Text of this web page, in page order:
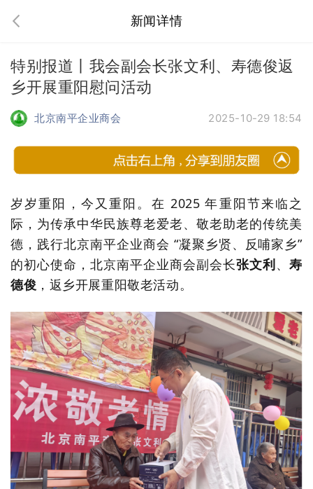
新闻详情
特别报道丨我会副会长张文利、寿德俊返
乡开展重阳慰问活动
北京南平企业商会 2025-10-29 18:54
岁岁重阳，今又重阳。在 2025 年重阳节来临之
际，为传承中华民族尊老爱老、敬老助老的传统美
德，践行北京南平企业商会 “凝聚乡贤、反哺家乡”
的初心使命，北京南平企业商会副会长张文利、寿
德俊 ，返乡开展重阳敬老活动。